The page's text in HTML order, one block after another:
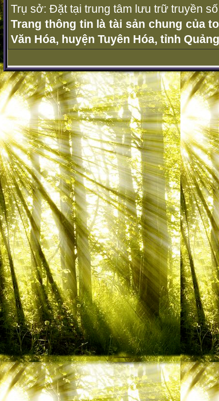
Trụ sở: Đặt tại trung tâm lưu trữ truyền
Trang thông tin là tài sản chung của
Văn Hóa, huyện Tuyên Hóa, tỉnh